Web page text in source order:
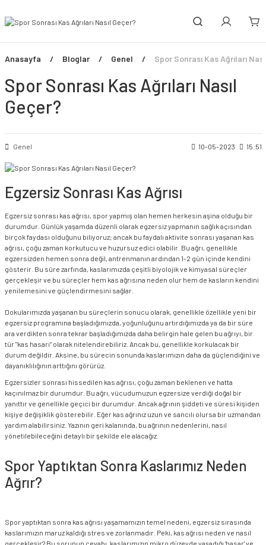
Anasayfa Bloglar Genel Spor Sonrası Kas Ağrıları
Spor Sonrası Kas Ağrıları Nasıl
Geçer?
Genel 10-05-2023 15:51
Egzersiz Sonrası Kas Ağrısı
Egzersiz sonrası kas ağrısı, spor yapmış olan hemen herkesin aşina olduğu bir
durumdur. Günlük yaşamda düzenli olarak egzersiz yapmanın sağlık açısından
birçok faydası olduğunu biliyoruz; ancak bu faydalı aktivite sonrası yaşanan kas
ağrısı, çoğu zaman korkutucu ve huzursuz edici olabilir. Bu ağrı, genellikle
egzersizden hemen sonra değil, antrenmanın ardından 1-2 gün içinde kendini
gösterir. Bu süre zarfında, kaslarımızda çeşitli biyolojik ve kimyasal süreçler
gerçekleşir ve bu süreçler hem kas ağrısına neden olur hem de kasların kendini
yenilemesini ve güçlendirmesini sağlar.
Dokularımızda yaşanan bu süreçlerin sonucu olarak, genellikle özellikle yeni bir
egzersiz programına başladığımızda, yoğunluğunu artırdığımızda ya da bir süre
ara verdikten sonra tekrar başladığımızda daha belirgin hale gelen bu ağrıyı, bir
tür "kas hasarı” olarak nitelendirebiliriz. Ancak bu, genellikle korkulacak bir
durum değildir. Aksine, bu sürecin sonunda kaslarımızın daha da güçlendiğini ve
dayanıklılığının arttığını görürüz.
Egzersizler sonrası hissedilen kas ağrısı, çoğu zaman beklenen ve hatta
kaçınılmaz bir durumdur. Bu ağrı, vücudumuzun egzersize verdiği doğal bir
yanıttır ve genellikle geçici bir durumdur. Ancak ağrının şiddeti ve süresi kişiden
kişiye değişiklik gösterebilir. Eğer kas ağrınız uzun ve sancılı olursa bir uzmandan
yardım alabilirsiniz. Yazının geri kalanında, bu ağrının nedenlerini, nasıl
yönetilebileceğini detaylı bir şekilde ele alacağız.
Spor Yaptıktan Sonra Kaslarımız Neden
Ağrır?
Spor yaptıktan sonra kas ağrısı yaşamamızın temel nedeni, egzersiz sırasında
kaslarımızın maruz kaldığı stres ve zorlanmadır. Peki, kas ağrısı neden ve nasıl
gerçekleşir? Bu sorunun cevabı, kaslarımızın mikro düzeyde yaşadığı 'hasar' ve